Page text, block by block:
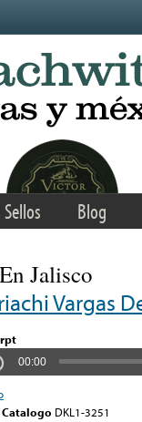
Sellos Blog
Jalisco
Vargas
00:00
DKL1-3251